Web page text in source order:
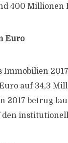
400 Millionen
Euro
auf 34,3
2017 betrug